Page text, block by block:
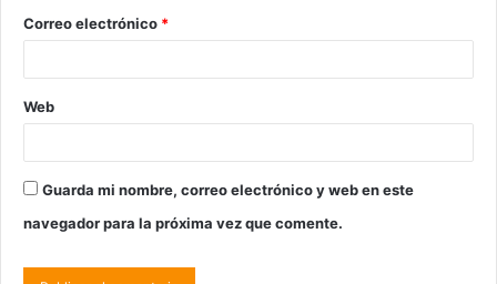
Correo electrónico *
Web
Guarda mi nombre, correo electrónico y web en este
navegador para la próxima vez que comente.